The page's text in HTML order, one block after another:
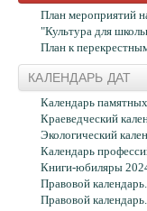
Краеведческая
Дополнительные
Информационные ресурсы
Электронный каталог
Электронный каталог
Фонд электронных
Редкая книга
Автографы
Из новых
Периодические
Виртуальные
Интернет-
Календарь
План мероприятий
"Культура для
План к
КАЛЕНДАРЬ ДАТ
Календарь
Краеведческий
Экологический
Календарь
Книги-юбиляры
Правовой
Правовой